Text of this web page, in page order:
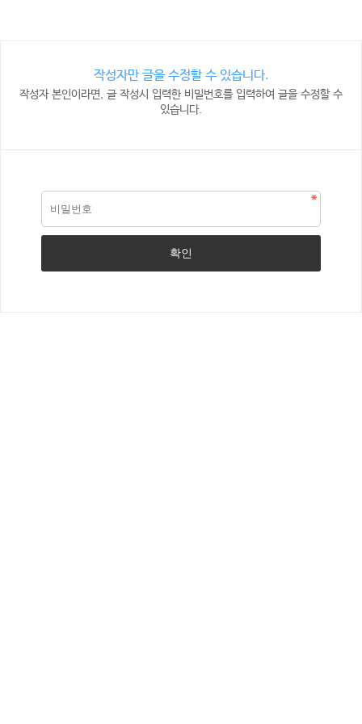
작성자만 글을 수정할 수 있습니다.
작성자 본인이라면, 글 작성시 입력한 비밀번호를 입력하여 글을 수정할 수
있습니다.